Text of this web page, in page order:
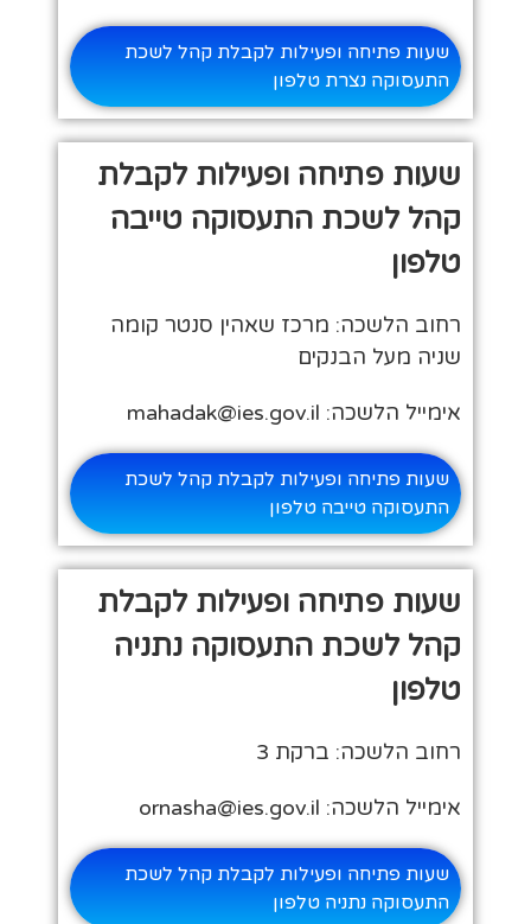
שעות פתיחה ופעילות לקבלת קהל לשכת
התעסוקה נצרת טלפון
שעות פתיחה ופעילות לקבלת
קהל לשכת התעסוקה טייבה
טלפון
רחוב הלשכה: מרכז שאהין סנטר קומה
שניה מעל הבנקים
אימייל הלשכה: mahadak@ies.gov.il
שעות פתיחה ופעילות לקבלת קהל לשכת
התעסוקה טייבה טלפון
שעות פתיחה ופעילות לקבלת
קהל לשכת התעסוקה נתניה
טלפון
רחוב הלשכה: ברקת 3
אימייל הלשכה: ornasha@ies.gov.il
שעות פתיחה ופעילות לקבלת קהל לשכת
התעסוקה נתניה טלפון